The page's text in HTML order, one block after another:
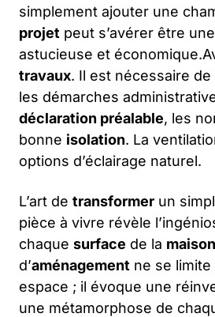
simplement ajouter une
projet peut s’avérer être
astucieuse et
travaux. Il est nécessaire
les démarches
déclaration préalable, les
bonne isolation. La
options d’éclairage naturel.
L’art de transformer un
pièce à vivre révèle
chaque surface de la maison
d’aménagement ne se
espace ; il évoque une
une métamorphose de